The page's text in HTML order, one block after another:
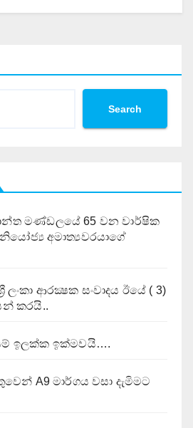
Search
මණ්ඩලයේ 65 වන වාර්ෂික
අමාත්‍යවරයාගේ
ලංකා ආරක්‍ෂක සංවාදය ඊයේ ( 3)
කරයි..
ඉලක්ක ඉක්මවයි….
A9 මාර්ගය වසා දැමිමට